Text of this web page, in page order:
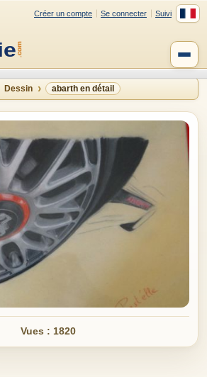
Créer un compte Se connecter Suivi
Dessin abarth en détail
Vues : 1820